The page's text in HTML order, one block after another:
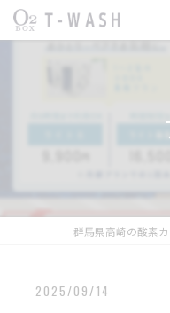
群馬県高崎の酸素カ
2025/09/14